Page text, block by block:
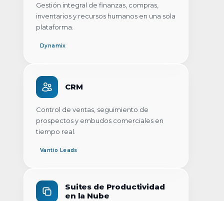
Gestión integral de finanzas, compras,
inventarios y recursos humanos en una sola
plataforma.
Dynamix
CRM
Control de ventas, seguimiento de
prospectos y embudos comerciales en
tiempo real.
Vantio Leads
Suites de Productividad
en la Nube